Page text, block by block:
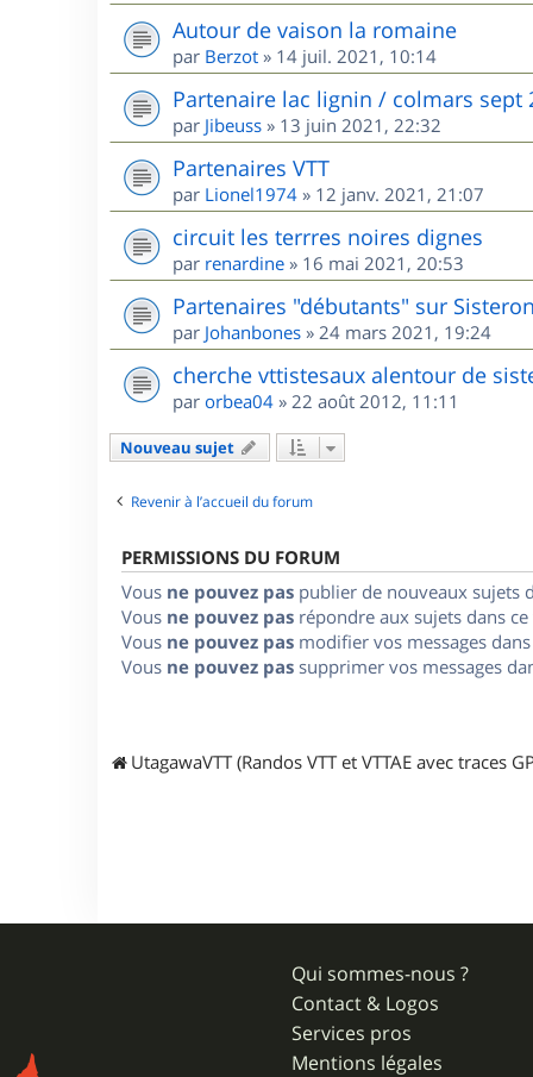
Autour de vaison la romaine
par Berzot » 14 juil. 2021, 10:14
Partenaire lac lignin / colmars sept
par Jibeuss » 13 juin 2021, 22:32
Partenaires VTT
par Lionel1974 » 12 janv. 2021, 21:07
circuit les terrres noires dignes
par renardine » 16 mai 2021, 20:53
Partenaires "débutants" sur
par Johanbones » 24 mars 2021, 19:24
cherche vttistesaux alentour de
par orbea04 » 22 août 2012, 11:11
Nouveau sujet
Revenir à l’accueil du forum
PERMISSIONS DU FORUM
Vous ne pouvez pas publier de nouveaux sujets
Vous ne pouvez pas répondre aux sujets dans
Vous ne pouvez pas modifier vos messages
Vous ne pouvez pas supprimer vos messages
UtagawaVTT (Randos VTT et VTTAE avec traces
Qui sommes-nous ?
Contact & Logos
Services pros
Mentions légales